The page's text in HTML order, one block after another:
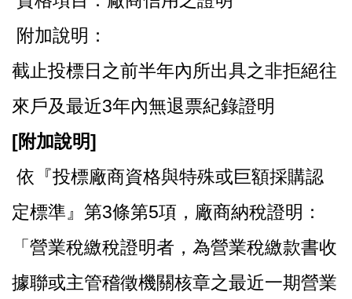
附加說明：
截止投標日之前半年內所出具之非拒絕往
來戶及最近3年內無退票紀錄證明
[附加說明]
依『投標廠商資格與特殊或巨額採購認
定標準』第3條第5項，廠商納稅證明：
「營業稅繳稅證明者，為營業稅繳款書收
據聯或主管稽徵機關核章之最近一期營業